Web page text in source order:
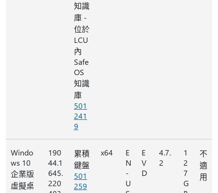
知識
庫 -
位於
LCU
內
Safe
OS
知識
庫
501
241
9
Windo
ws 10
企業版
虛擬桌
190
44.1
645.
220
累積
鍵盤
501
259
x64
E
N
-
U
E
V
D
4.7.
2
1
2
7
G
不
適
用